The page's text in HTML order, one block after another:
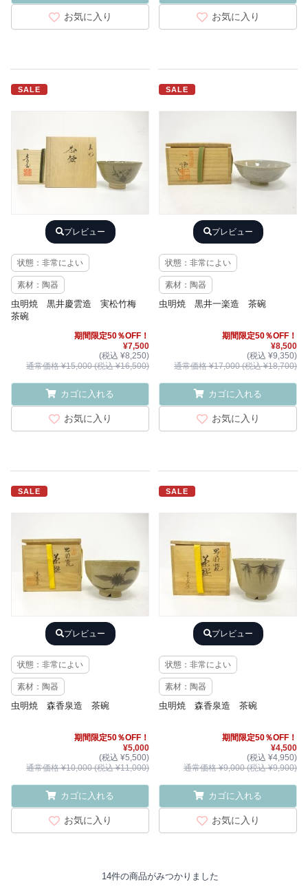
お気に入り お気に入り
SALE
プレビュー
状態：非常によい
素材：陶器
虫明焼 黒井慶雲造 実松竹梅
茶碗
期間限定50％OFF！
¥7,500
(税込 ¥8,250)
通常価格 ¥15,000 (税込 ¥16,500)
カゴに入れる
お気に入り
SALE
プレビュー
状態：非常によい
素材：陶器
虫明焼 黒井一楽造 茶碗
期間限定50％OFF！
¥8,500
(税込 ¥9,350)
通常価格 ¥17,000 (税込 ¥18,700)
カゴに入れる
お気に入り
SALE
プレビュー
状態：非常によい
素材：陶器
虫明焼 森香泉造 茶碗
期間限定50％OFF！
¥5,000
(税込 ¥5,500)
通常価格 ¥10,000 (税込 ¥11,000)
カゴに入れる
お気に入り
SALE
プレビュー
状態：非常によい
素材：陶器
虫明焼 森香泉造 茶碗
期間限定50％OFF！
¥4,500
(税込 ¥4,950)
通常価格 ¥9,000 (税込 ¥9,900)
カゴに入れる
お気に入り
14件の商品がみつかりました